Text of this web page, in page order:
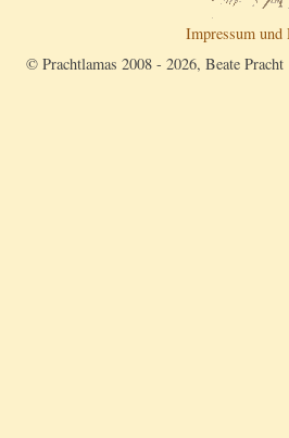
Impressum und
© Prachtlamas 2008 - 2026, Beate Pracht